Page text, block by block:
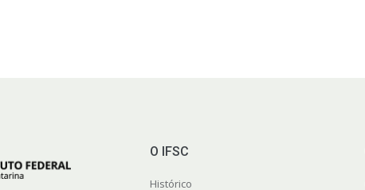
O IFSC
Histórico